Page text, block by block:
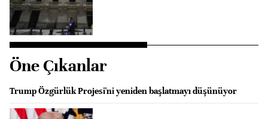
Öne Çıkanlar
Trump Özgürlük Projesi'ni yeniden başlatmayı düşünüyor